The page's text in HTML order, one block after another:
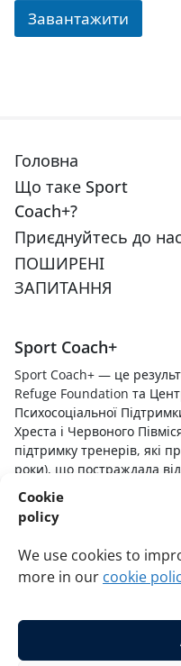
Cookie
policy
We use cookies to
more in our cookie
Завантажити
Головна
Що таке Sport
Coach+?
Приєднуйтесь до нас
ПОШИРЕНІ
ЗАПИТАННЯ
Sport Coach+
Sport Coach+ — це
Refuge Foundation та
Психосоціальної
Хреста і Червоного
підтримку тренерів, які
роки), що постраждала
спортивним тренерам
розуміння впливу
створення безпечного та
середовища та надання
урахуванням